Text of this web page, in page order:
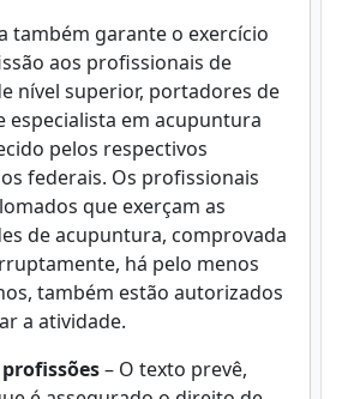
também garante o exercício
aos profissionais de
nível superior, portadores de
especialista em acupuntura
pelos respectivos
federais. Os profissionais
que exerçam as
de acupuntura, comprovada
há pelo menos
também estão autorizados
a atividade.
– O texto prevê,